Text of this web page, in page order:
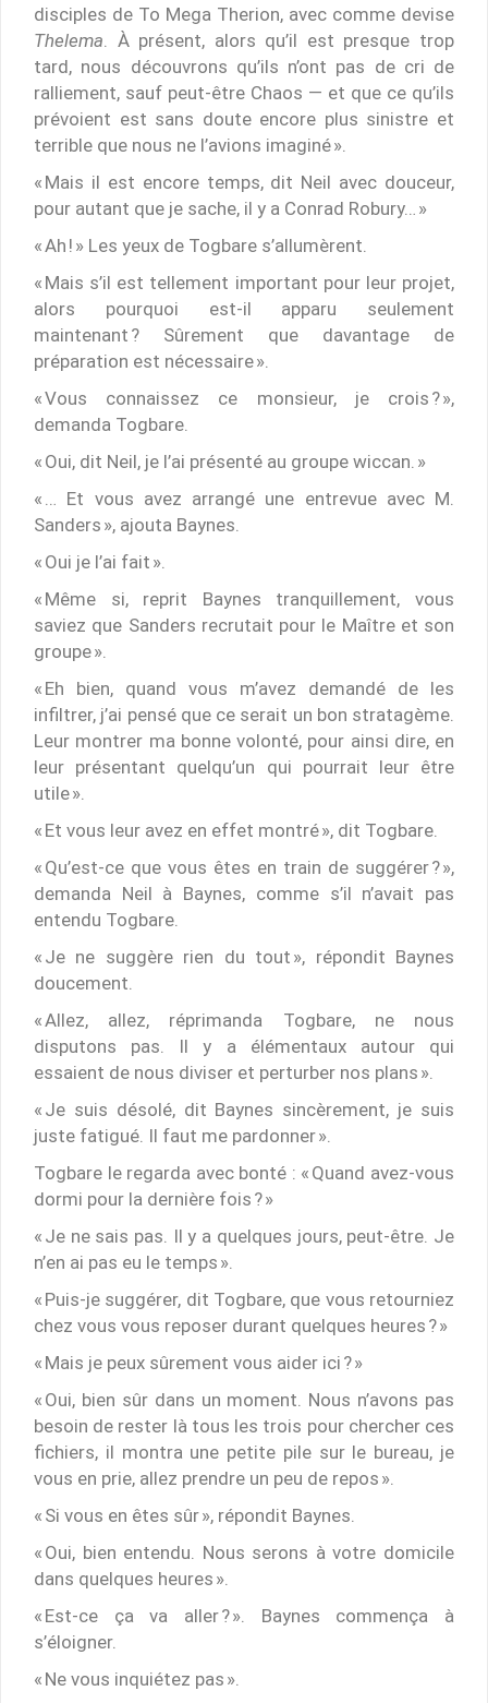
disciples de To Mega Therion, avec comme devise
Thelema . À présent, alors qu’il est presque trop
tard, nous découvrons qu’ils n’ont pas de cri de
ralliement, sauf peut-être Chaos — et que ce qu’ils
prévoient est sans doute encore plus sinistre et
terrible que nous ne l’avions imaginé ».
« Mais il est encore temps, dit Neil avec douceur,
pour autant que je sache, il y a Conrad Robury… »
« Ah ! » Les yeux de Togbare s’allumèrent.
« Mais s’il est tellement important pour leur projet,
alors pourquoi est-il apparu seulement
maintenant ? Sûrement que davantage de
préparation est nécessaire ».
« Vous connaissez ce monsieur, je crois ? »,
demanda Togbare.
« Oui, dit Neil, je l’ai présenté au groupe wiccan. »
« … Et vous avez arrangé une entrevue avec M.
Sanders », ajouta Baynes.
« Oui je l’ai fait ».
« Même si, reprit Baynes tranquillement, vous
saviez que Sanders recrutait pour le Maître et son
groupe ».
« Eh bien, quand vous m’avez demandé de les
infiltrer, j’ai pensé que ce serait un bon stratagème.
Leur montrer ma bonne volonté, pour ainsi dire, en
leur présentant quelqu’un qui pourrait leur être
utile ».
« Et vous leur avez en effet montré », dit Togbare.
« Qu’est-ce que vous êtes en train de suggérer ? »,
demanda Neil à Baynes, comme s’il n’avait pas
entendu Togbare.
« Je ne suggère rien du tout », répondit Baynes
doucement.
« Allez, allez, réprimanda Togbare, ne nous
disputons pas. Il y a élémentaux autour qui
essaient de nous diviser et perturber nos plans ».
« Je suis désolé, dit Baynes sincèrement, je suis
juste fatigué. Il faut me pardonner ».
Togbare le regarda avec bonté : « Quand avez-vous
dormi pour la dernière fois ? »
« Je ne sais pas. Il y a quelques jours, peut-être. Je
n’en ai pas eu le temps ».
« Puis-je suggérer, dit Togbare, que vous retourniez
chez vous vous reposer durant quelques heures ? »
« Mais je peux sûrement vous aider ici ? »
« Oui, bien sûr dans un moment. Nous n’avons pas
besoin de rester là tous les trois pour chercher ces
fichiers, il montra une petite pile sur le bureau, je
vous en prie, allez prendre un peu de repos ».
« Si vous en êtes sûr », répondit Baynes.
« Oui, bien entendu. Nous serons à votre domicile
dans quelques heures ».
« Est-ce ça va aller ? ». Baynes commença à
s’éloigner.
« Ne vous inquiétez pas ».